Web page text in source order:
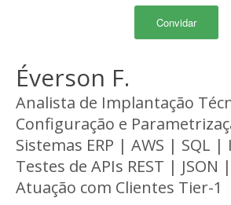
Convidar
Éverson F.
Analista de Implantação
Configuração e
Sistemas ERP | AWS | SQL
Testes de APIs REST |
Atuação com Clientes Tier-1